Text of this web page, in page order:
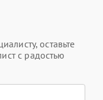
оставьте
с радостью